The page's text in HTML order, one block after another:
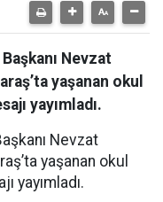
Nevzat
yaşanan okul
yayımladı.
Nevzat
yaşanan okul
yayımladı.